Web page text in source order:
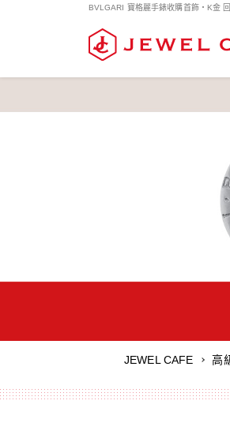
BVLGARI 寶格麗手錶收購首飾・K金
JEWEL CAFE 高